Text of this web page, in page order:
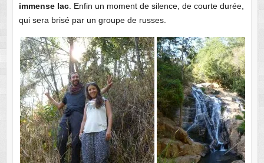
immense lac. Enfin un moment de silence, de courte durée,
qui sera brisé par un groupe de russes.